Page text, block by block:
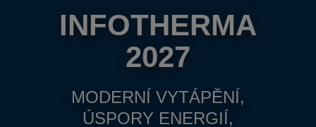
INFOTHERMA
2027
MODERNÍ VYTÁPĚNÍ,
ÚSPORY ENERGIÍ,